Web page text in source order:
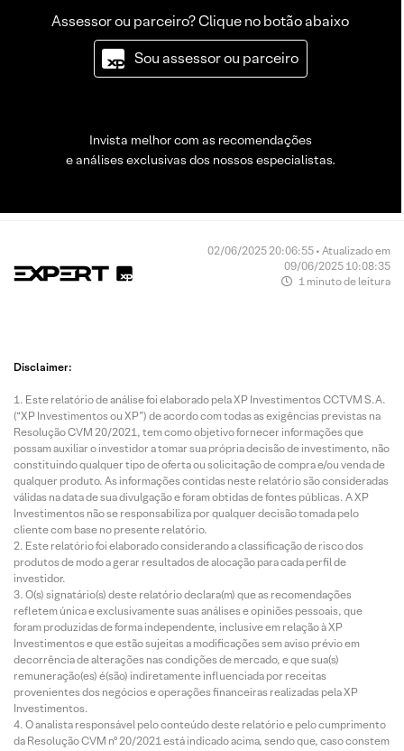
Assessor ou parceiro? Clique no botão abaixo
Sou assessor ou parceiro
Invista melhor com as recomendações
e análises exclusivas dos nossos especialistas.
02/06/2025 20:06:55 • Atualizado em
09/06/2025 10:08:35
1 minuto de leitura
Disclaimer:
Este relatório de análise foi elaborado pela XP Investimentos CCTVM S.A.
(“XP Investimentos ou XP”) de acordo com todas as exigências previstas na
Resolução CVM 20/2021, tem como objetivo fornecer informações que
possam auxiliar o investidor a tomar sua própria decisão de investimento, não
constituindo qualquer tipo de oferta ou solicitação de compra e/ou venda de
qualquer produto. As informações contidas neste relatório são consideradas
válidas na data de sua divulgação e foram obtidas de fontes públicas. A XP
Investimentos não se responsabiliza por qualquer decisão tomada pelo
cliente com base no presente relatório.
Este relatório foi elaborado considerando a classificação de risco dos
produtos de modo a gerar resultados de alocação para cada perfil de
investidor.
O(s) signatário(s) deste relatório declara(m) que as recomendações
refletem única e exclusivamente suas análises e opiniões pessoais, que
foram produzidas de forma independente, inclusive em relação à XP
Investimentos e que estão sujeitas a modificações sem aviso prévio em
decorrência de alterações nas condições de mercado, e que sua(s)
remuneração(es) é(são) indiretamente influenciada por receitas
provenientes dos negócios e operações financeiras realizadas pela XP
Investimentos.
O analista responsável pelo conteúdo deste relatório e pelo cumprimento
da Resolução CVM nº 20/2021 está indicado acima, sendo que, caso constem